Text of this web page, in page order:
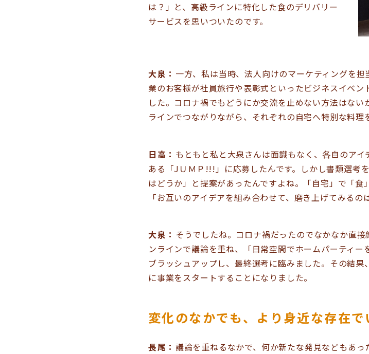
は？」と、高級ラインに特化した食のデリバリー
サービスを思いついたのです。
大泉： 一方、私は当時、法人向けのマーケティングを
業のお客様が社員旅行や表彰式といったビジネスイベ
した。コロナ禍でもどうにか交流を止めない方法はな
ラインでつながりながら、それぞれの自宅へ特別な料理
日高： もともと私と大泉さんは面識もなく、各自のア
ある「JＵＭＰ!!!」に応募したんです。しかし書類選考
はどうか」と提案があったんですよね。「自宅」で「食
「お互いのアイデアを組み合わせて、磨き上げてみるの
大泉： そうでしたね。コロナ禍だったのでなかなか直
ンラインで議論を重ね、「日常空間でホームパーティ
ブラッシュアップし、最終選考に臨みました。その結
に事業をスタートすることになりました。
変化のなかでも、より身近な存在
長尾： 議論を重ねるなかで、何か新たな発見などもあっ